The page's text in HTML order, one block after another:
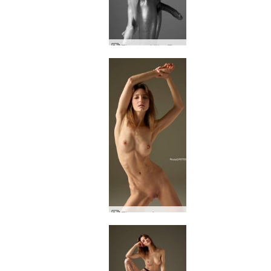
Flora og Mike Tom fra Finland hyldes første del
Flora pasform og sjov